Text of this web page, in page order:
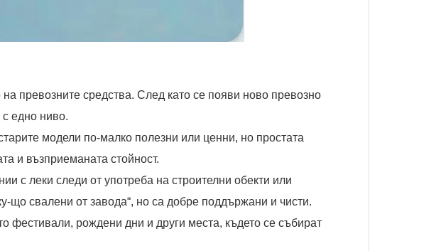
превозните средства. След като се появи ново превозно
едно ниво.
модели по-малко полезни или ценни, но простата
и възприеманата стойност.
с леки следи от употреба на строителни обекти или
що свалени от завода“, но са добре поддържани и чисти.
фестивали, рождени дни и други места, където се събират